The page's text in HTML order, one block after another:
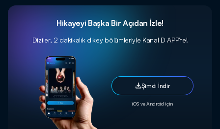
Hikayeyi Başka Bir Açıdan İzle!
Diziler, 2 dakikalık dikey bölümleriyle Kanal D APP'te!
Şimdi İndir
iOS ve Android için